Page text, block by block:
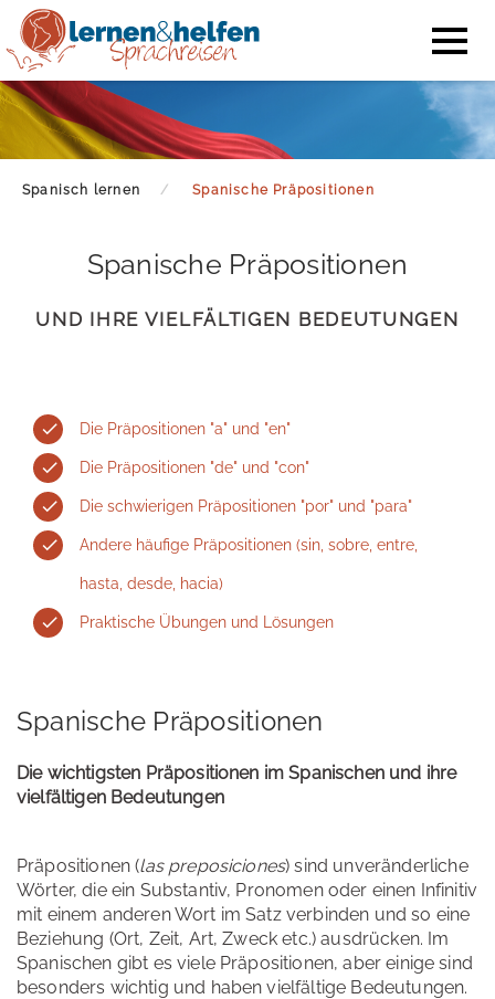
Spanisch lernen Spanische Präpositionen
Spanische Präpositionen
UND IHRE VIELFÄLTIGEN BEDEUTUNGEN
Die Präpositionen "a" und "en"
Die Präpositionen "de" und "con"
Die schwierigen Präpositionen "por" und "para"
Andere häufige Präpositionen (sin, sobre, entre,
hasta, desde, hacia)
Praktische Übungen und Lösungen
Spanische Präpositionen
Die wichtigsten Präpositionen im Spanischen und ihre
vielfältigen Bedeutungen
Präpositionen (las preposiciones) sind unveränderliche
Wörter, die ein Substantiv, Pronomen oder einen Infinitiv
mit einem anderen Wort im Satz verbinden und so eine
Beziehung (Ort, Zeit, Art, Zweck etc.) ausdrücken. Im
Spanischen gibt es viele Präpositionen, aber einige sind
besonders wichtig und haben vielfältige Bedeutungen.